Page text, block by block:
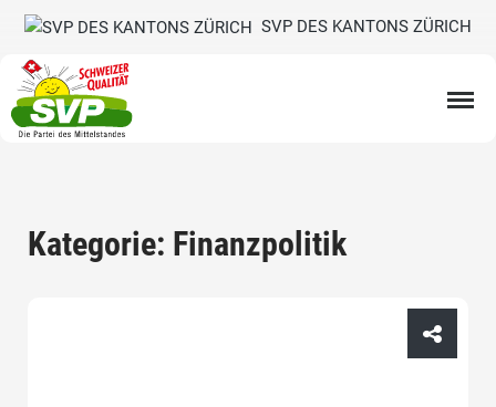
SVP DES KANTONS ZÜRICH
Kategorie: Finanzpolitik